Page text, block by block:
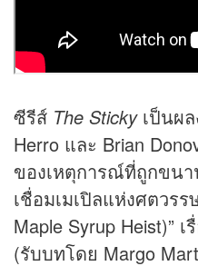
ซีรีส์ The Stickyเป็นผล
Herro และ Brian
ของเหตุการณ์ที่ถูกขนา
เชื่อมเมเปิลแห่งศตวรร
Maple Syrup Heist)”
(รับบทโดย Margo